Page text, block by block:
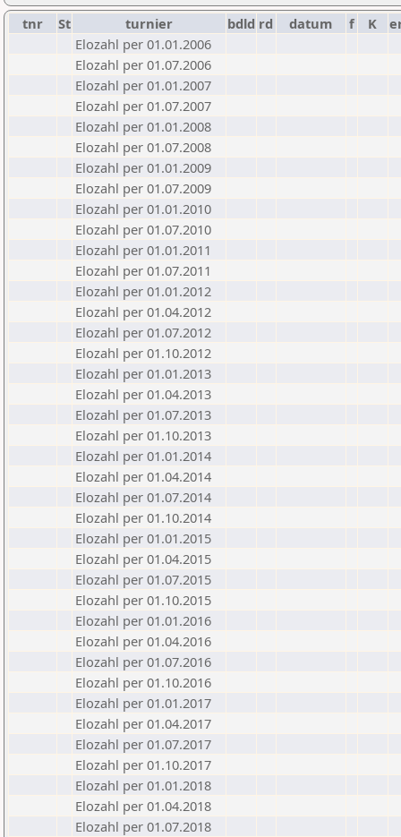
tnr St turnier bdld rd datum f K
Elozahl per 01.01.2006
Elozahl per 01.07.2006
Elozahl per 01.01.2007
Elozahl per 01.07.2007
Elozahl per 01.01.2008
Elozahl per 01.07.2008
Elozahl per 01.01.2009
Elozahl per 01.07.2009
Elozahl per 01.01.2010
Elozahl per 01.07.2010
Elozahl per 01.01.2011
Elozahl per 01.07.2011
Elozahl per 01.01.2012
Elozahl per 01.04.2012
Elozahl per 01.07.2012
Elozahl per 01.10.2012
Elozahl per 01.01.2013
Elozahl per 01.04.2013
Elozahl per 01.07.2013
Elozahl per 01.10.2013
Elozahl per 01.01.2014
Elozahl per 01.04.2014
Elozahl per 01.07.2014
Elozahl per 01.10.2014
Elozahl per 01.01.2015
Elozahl per 01.04.2015
Elozahl per 01.07.2015
Elozahl per 01.10.2015
Elozahl per 01.01.2016
Elozahl per 01.04.2016
Elozahl per 01.07.2016
Elozahl per 01.10.2016
Elozahl per 01.01.2017
Elozahl per 01.04.2017
Elozahl per 01.07.2017
Elozahl per 01.10.2017
Elozahl per 01.01.2018
Elozahl per 01.04.2018
Elozahl per 01.07.2018